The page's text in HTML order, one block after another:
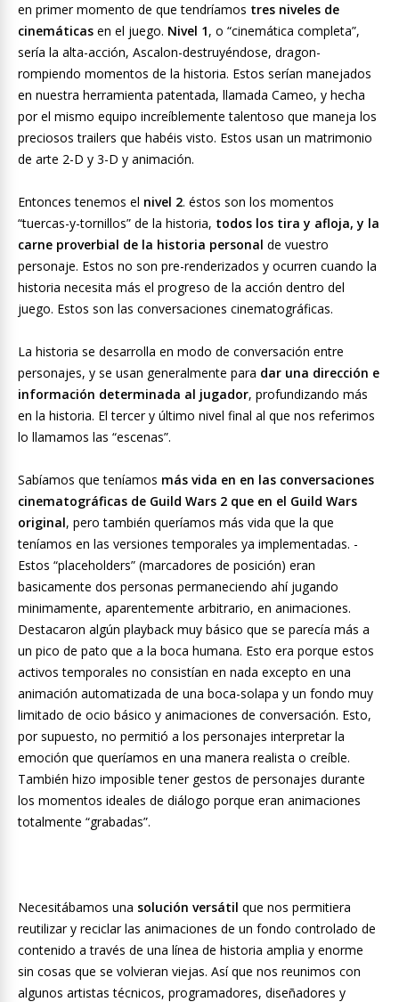
en primer momento de que tendríamos tres niveles de
cinemáticas en el juego. Nivel 1, o “cinemática completa”,
sería la alta-acción, Ascalon-destruyéndose, dragon-
rompiendo momentos de la historia. Estos serían manejados
en nuestra herramienta patentada, llamada Cameo, y hecha
por el mismo equipo increíblemente talentoso que maneja los
preciosos trailers que habéis visto. Estos usan un matrimonio
de arte 2-D y 3-D y animación.
Entonces tenemos el nivel 2. éstos son los momentos
“tuercas-y-tornillos” de la historia, todos los tira y afloja, y la
carne proverbial de la historia personal de vuestro
personaje. Estos no son pre-renderizados y ocurren cuando la
historia necesita más el progreso de la acción dentro del
juego. Estos son las conversaciones cinematográficas.
La historia se desarrolla en modo de conversación entre
personajes, y se usan generalmente para dar una dirección e
información determinada al jugador, profundizando más
en la historia. El tercer y último nivel final al que nos referimos
lo llamamos las “escenas”.
Sabíamos que teníamos más vida en en las conversaciones
cinematográficas de Guild Wars 2 que en el Guild Wars
original, pero también queríamos más vida que la que
teníamos en las versiones temporales ya implementadas. -
Estos “placeholders” (marcadores de posición) eran
basicamente dos personas permaneciendo ahí jugando
minimamente, aparentemente arbitrario, en animaciones.
Destacaron algún playback muy básico que se parecía más a
un pico de pato que a la boca humana. Esto era porque estos
activos temporales no consistían en nada excepto en una
animación automatizada de una boca-solapa y un fondo muy
limitado de ocio básico y animaciones de conversación. Esto,
por supuesto, no permitió a los personajes interpretar la
emoción que queríamos en una manera realista o creíble.
También hizo imposible tener gestos de personajes durante
los momentos ideales de diálogo porque eran animaciones
totalmente “grabadas”.
Necesitábamos una solución versátil que nos permitiera
reutilizar y reciclar las animaciones de un fondo controlado de
contenido a través de una línea de historia amplia y enorme
sin cosas que se volvieran viejas. Así que nos reunimos con
algunos artistas técnicos, programadores, diseñadores y